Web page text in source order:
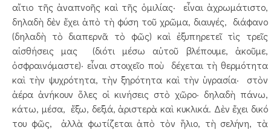
αἴτιο τῆς ἀναπνοῆς καὶ τῆς ὁμιλίας· εἶναι ἀχρωμάτιστο,
δηλαδὴ δὲν ἔχει ἀπὸ τὴ φύση τοῦ χρῶμα, διαυγές, διάφανο
(δηλαδὴ τὸ διαπερνᾶ τὸ φῶς) καὶ ἐξυπηρετεῖ τὶς τρεῖς
αἰσθήσεις μας (διότι μέσω αὐτοῦ βλέπουμε, ἀκοῦμε,
ὀσφραινόμαστε)· εἶναι στοιχεῖο ποὺ δέχεται τὴ θερμότητα
καὶ τὴν ψυχρότητα, τὴν ξηρότητα καὶ τὴν ὑγρασία· στὸν
ἀέρα ἀνήκουν ὅλες οἱ κινήσεις στὸ χῶρο· δηλαδὴ πάνω,
κάτω, μέσα, ἔξω, δεξιά, ἀριστερὰ καὶ κυκλικά. Δὲν ἔχει δικό
του φῶς, ἀλλὰ φωτίζεται ἀπὸ τὸν ἥλιο, τὴ σελήνη, τὰ